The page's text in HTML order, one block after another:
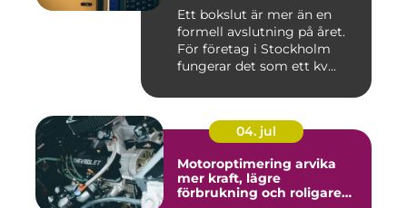
Ett bokslut är mer än en
formell avslutning på året.
För företag i Stockholm
fungerar det som ett kv...
04. jul
Motoroptimering arvika
mer kraft, lägre
förbrukning och roligare